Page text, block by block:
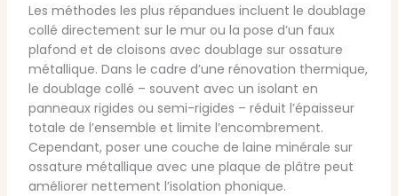
Les méthodes les plus répandues incluent le doublage
collé directement sur le mur ou la pose d’un faux
plafond et de cloisons avec doublage sur ossature
métallique. Dans le cadre d’une rénovation thermique,
le doublage collé – souvent avec un isolant en
panneaux rigides ou semi-rigides – réduit l’épaisseur
totale de l’ensemble et limite l’encombrement.
Cependant, poser une couche de laine minérale sur
ossature métallique avec une plaque de plâtre peut
améliorer nettement l’isolation phonique.